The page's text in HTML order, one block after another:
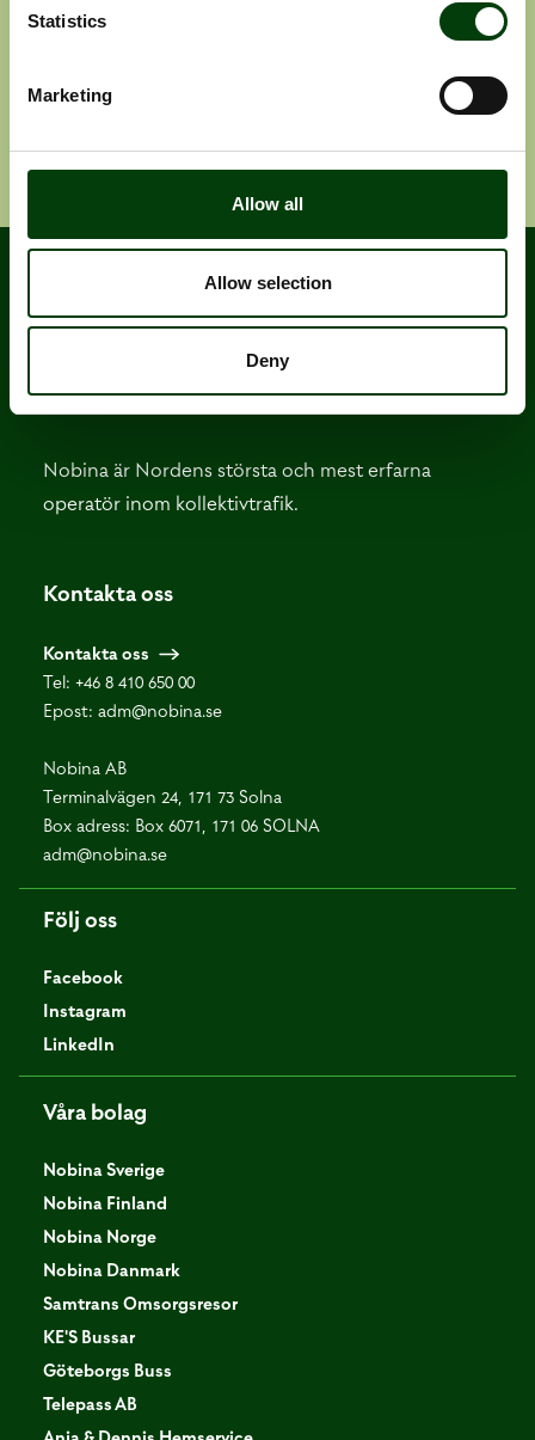
Statistics
Marketing
Allow all
Allow selection
Deny
Nobina är Nordens största och mest erfarna
operatör inom kollektivtrafik.
Kontakta oss
Kontakta oss
Tel: +46 8 410 650 00
Epost: adm@nobina.se
Nobina AB
Terminalvägen 24, 171 73 Solna
Box adress: Box 6071, 171 06 SOLNA
adm@nobina.se
Följ oss
Facebook
Instagram
LinkedIn
Våra bolag
Nobina Sverige
Nobina Finland
Nobina Norge
Nobina Danmark
Samtrans Omsorgsresor
KE'S Bussar
Göteborgs Buss
Telepass AB